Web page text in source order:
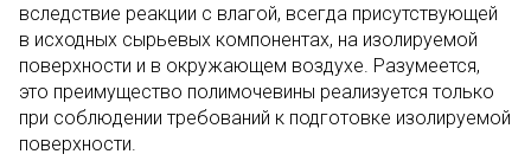
вследствие реакции с влагой, всегда присутствующей
в исходных сырьевых компонентах, на изолируемой
поверхности и в окружающем воздухе. Разумеется,
это преимущество полимочевины реализуется только
при соблюдении требований к подготовке изолируемой
поверхности.